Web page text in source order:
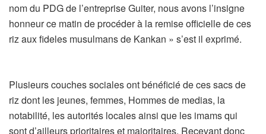
nom du PDG de l’entreprise Guiter, nous avons l’insigne
honneur ce matin de procéder à la remise officielle de ces
riz aux fideles musulmans de Kankan » s’est il exprimé.
Plusieurs couches sociales ont bénéficié de ces sacs de
riz dont les jeunes, femmes, Hommes de medias, la
notabilité, les autorités locales ainsi que les imams qui
sont d’ailleurs prioritaires et majoritaires. Recevant donc